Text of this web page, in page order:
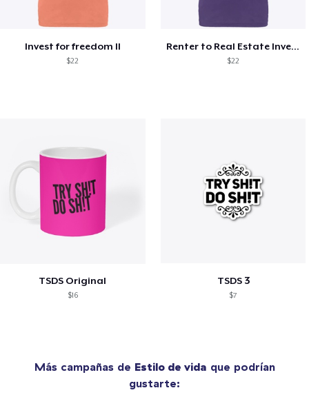
Invest for freedom II
$22
Renter to Real Estate Investor
$22
TSDS Original
$16
TSDS 3
$7
Más campañas de Estilo de vida que podrían
gustarte: